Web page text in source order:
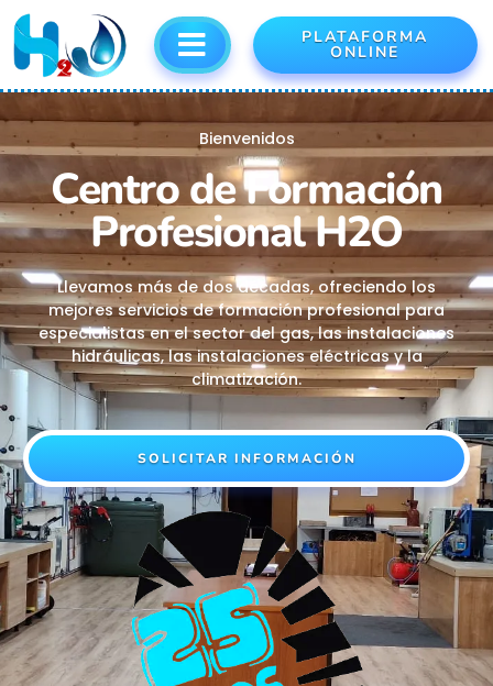
PLATAFORMA
ONLINE
Bienvenidos
Centro de Formación
Profesional H2O
Llevamos más de dos décadas, ofreciendo los
mejores servicios de formación profesional para
especialistas en el sector del gas, las instalaciones
hidráulicas, las instalaciones eléctricas y la
climatización.
SOLICITAR INFORMACIÓN